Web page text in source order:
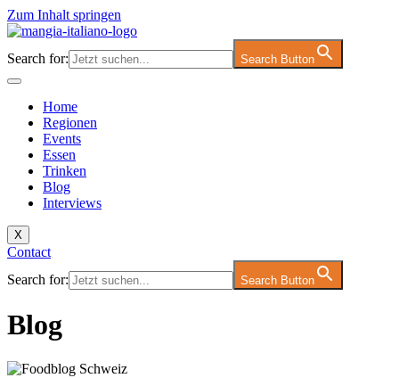
Zum Inhalt springen
Search for: Search Button
Home
Regionen
Events
Essen
Trinken
Blog
Interviews
X
Contact
Search for:
Search Button
Blog